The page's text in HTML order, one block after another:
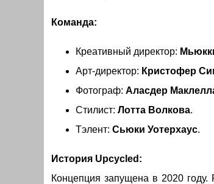
Команда:
Креативный директор:
Арт-директор: Кристофер
Фотограф: Аласдер
Стилист: Лотта Волкова.
Тэлент: Сьюки Уотерхаус.
История Upcycled:
Концепция запущена в 2020